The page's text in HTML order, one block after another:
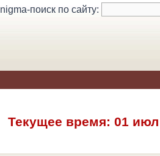
nigma-поиск по сайту:
Текущее время: 01 июл